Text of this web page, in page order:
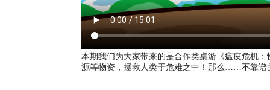
本期我们为大家带来的是合作类桌游《瘟疫危机
源等物资，拯救人类于危难之中！那么……不靠谱